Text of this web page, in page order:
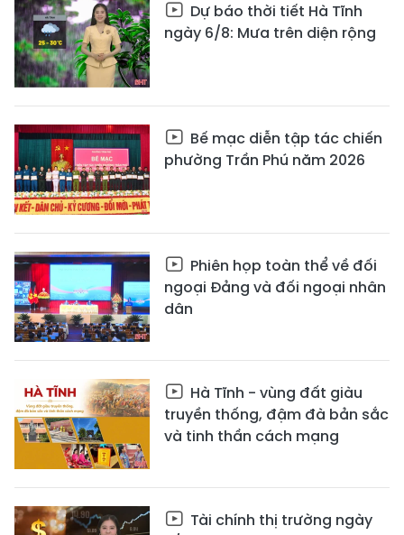
Dự báo thời tiết Hà Tĩnh
ngày 6/8: Mưa trên diện rộng
Bế mạc diễn tập tác chiến
phường Trần Phú năm 2026
Phiên họp toàn thể về đối
ngoại Đảng và đối ngoại nhân
dân
Hà Tĩnh - vùng đất giàu
truyền thống, đậm đà bản sắc
và tinh thần cách mạng
Tài chính thị trường ngày